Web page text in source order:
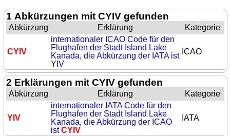
1 Abkürzungen mit CYIV gefunden
Abkürzung Erklärung Kategorie
CYIV
internationaler ICAO Code für den
Flughafen der Stadt Island Lake
Kanada, die Abkürzung der IATA ist
YIV
ICAO
2 Erklärungen mit CYIV gefunden
Abkürzung Erklärung Kategorie
YIV
internationaler IATA Code für den
Flughafen der Stadt Island Lake
Kanada, die Abkürzung der ICAO
istCYIV
IATA